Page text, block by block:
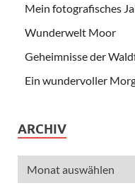
Mein fotografisches
Wunderwelt Moor
Geheimnisse der
Ein wundervoller
ARCHIV